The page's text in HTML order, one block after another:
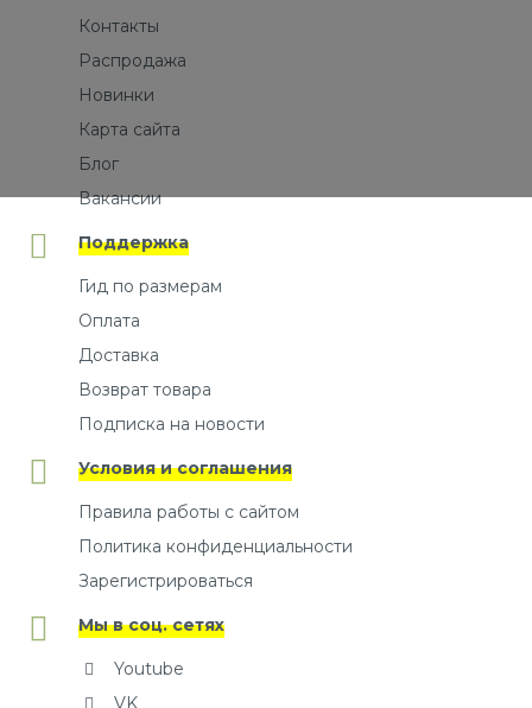
Контакты
Распродажа
Новинки
Карта сайта
Блог
Вакансии
Поддержка
Гид по размерам
Оплата
Доставка
Возврат товара
Подписка на новости
Условия и соглашения
Правила работы с сайтом
Политика конфиденциальности
Зарегистрироваться
Мы в соц. сетях
Youtube
VK